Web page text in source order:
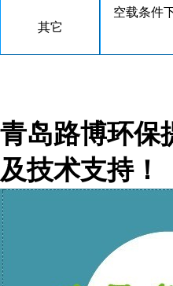
其它
空载条件
青岛路博环保
及技术支持！